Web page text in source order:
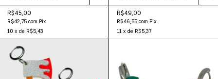
R$45,00
R$42,75 com Pix
10 x de R$5,43
R$49,00
R$46,55 com Pix
11 x de R$5,37